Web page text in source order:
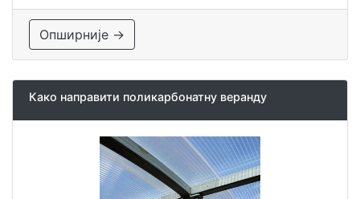
Опширније →
Како направити поликарбонатну веранду